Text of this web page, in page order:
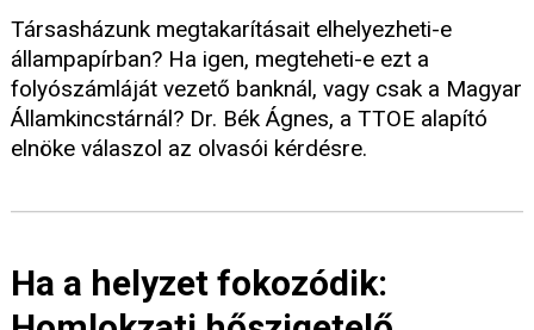
Társasházunk megtakarításait elhelyezheti-e
állampapírban? Ha igen, megteheti-e ezt a
folyószámláját vezető banknál, vagy csak a Magyar
Államkincstárnál? Dr. Bék Ágnes, a TTOE alapító
elnöke válaszol az olvasói kérdésre.
Ha a helyzet fokozódik: